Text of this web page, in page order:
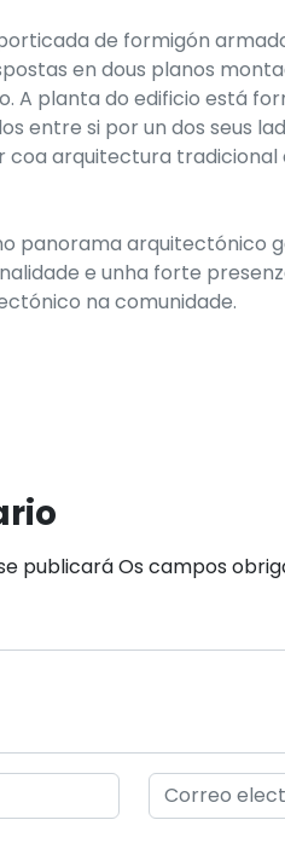
de formigón
en dous planos
A planta do edificio está
entre si por un dos seus
arquitectura tradicional
panorama arquitectónico
e unha forte
na comunidade.
publicaráOs campos